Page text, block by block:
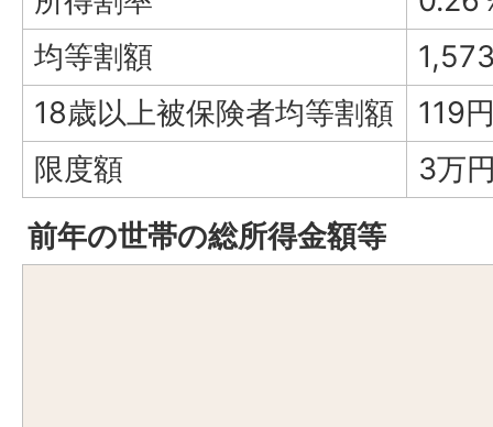
均等割額
18歳以上被保険者均等割額
119
限度額
3万
前年の世帯の総所得金額等